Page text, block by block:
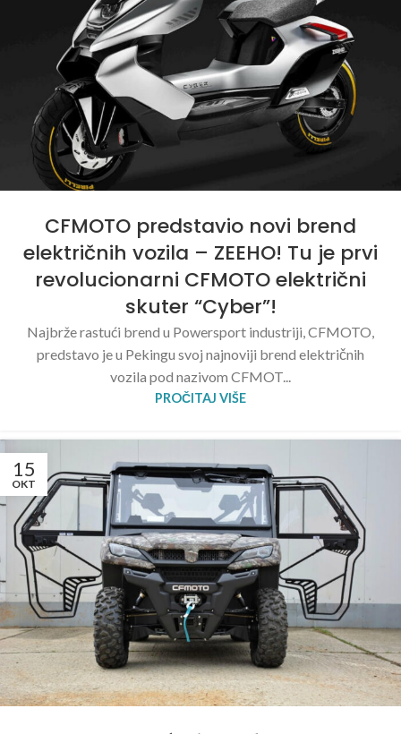
CFMOTO predstavio novi brend
električnih vozila – ZEEHO! Tu je prvi
revolucionarni CFMOTO električni
skuter “Cyber”!
Najbrže rastući brend u Powersport industriji, CFMOTO,
predstavo je u Pekingu svoj najnoviji brend električnih
vozila pod nazivom CFMOT...
PROČITAJ VIŠE
15
OKT